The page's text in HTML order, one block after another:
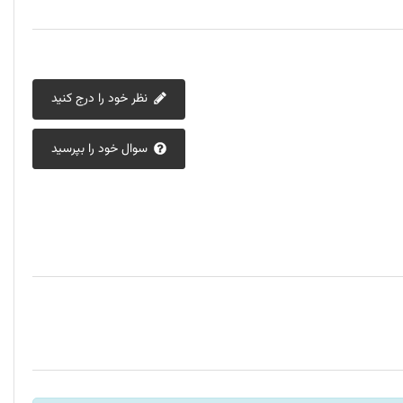
نظر خود را درج کنید
سوال خود را بپرسید